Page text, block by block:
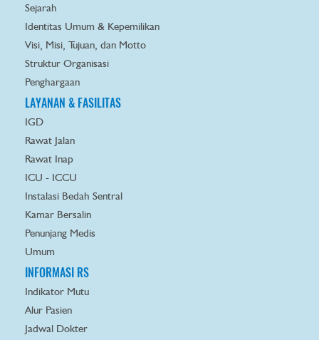
Sejarah
Identitas Umum & Kepemilikan
Visi, Misi, Tujuan, dan Motto
Struktur Organisasi
Penghargaan
LAYANAN & FASILITAS
IGD
Rawat Jalan
Rawat Inap
ICU - ICCU
Instalasi Bedah Sentral
Kamar Bersalin
Penunjang Medis
Umum
INFORMASI RS
Indikator Mutu
Alur Pasien
Jadwal Dokter